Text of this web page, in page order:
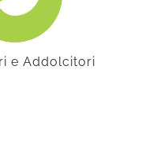
e Addolcitori